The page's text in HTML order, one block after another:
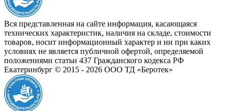
Вся представленная на сайте информация, касающаяся
технических характеристик, наличия на складе, стоимости
товаров, носит информационный характер и ни при каких
условиях не является публичной офертой, определяемой
положениями статьи 437 Гражданского кодекса РФ
Екатеринбург © 2015 - 2026 ООО ТД «Беротек»